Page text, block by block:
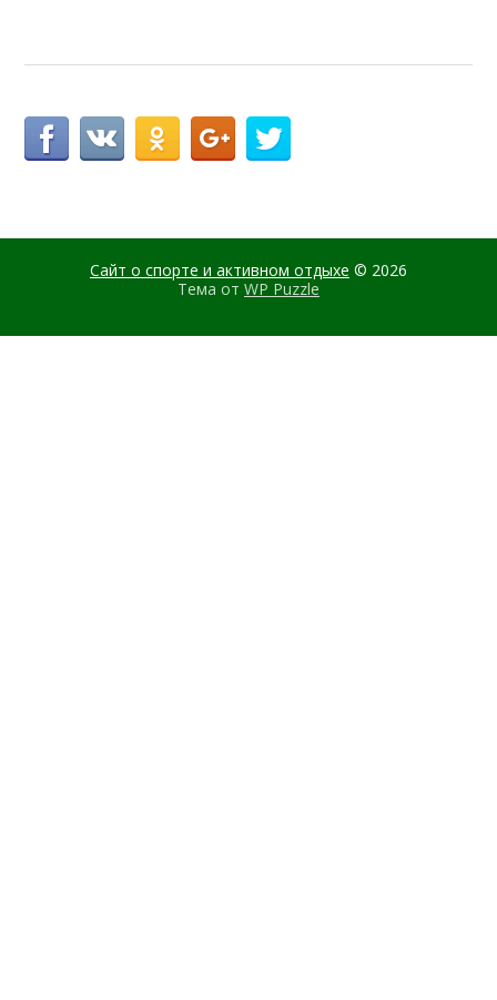
Сайт о спорте и активном отдыхе © 2026
Тема от WP Puzzle